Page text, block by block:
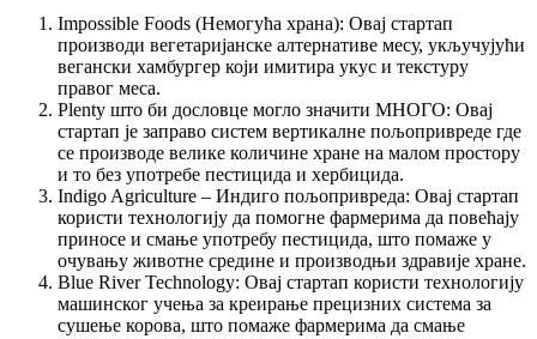
Impossible Foods (Немогућа храна): Овај стартап
производи вегетаријанске алтернативе месу, укључујући
вегански хамбургер који имитира укус и текстуру
правог меса.
Plenty што би дословце могло значити МНОГО: Овај
стартап је заправо систем вертикалне пољопривреде где
се производе велике количине хране на малом простору
и то без употребе пестицида и хербицида.
Indigo Agriculture – Индиго пољопривреда: Овај стартап
користи технологију да помогне фармерима да повећају
приносе и смање употребу пестицида, што помаже у
очувању животне средине и производњи здравије хране.
Blue River Technology: Овај стартап користи технологију
машинског учења за креирање прецизних система за
сушење корова, што помаже фармерима да смање